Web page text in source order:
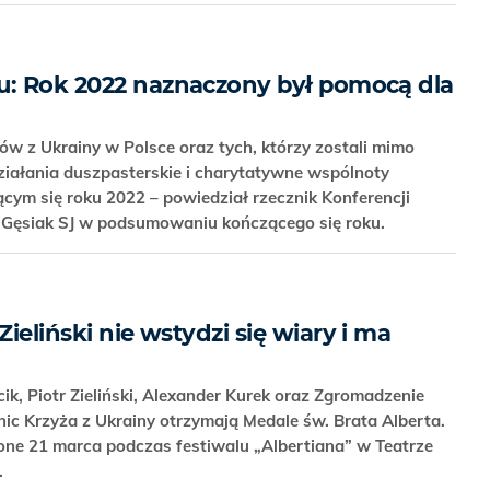
Rok 2022 naznaczony był pomocą dla
z Ukrainy w Polsce oraz tych, którzy zostali mimo
duszpasterskie i charytatywne wspólnoty
się roku 2022 – powiedział rzecznik Konferencji
SJ w podsumowaniu kończącego się roku.
nie wstydzi się wiary i ma
Piotr Zieliński, Alexander Kurek oraz Zgromadzenie
Krzyża z Ukrainy otrzymają Medale św. Brata Alberta.
21 marca podczas festiwalu „Albertiana” w Teatrze